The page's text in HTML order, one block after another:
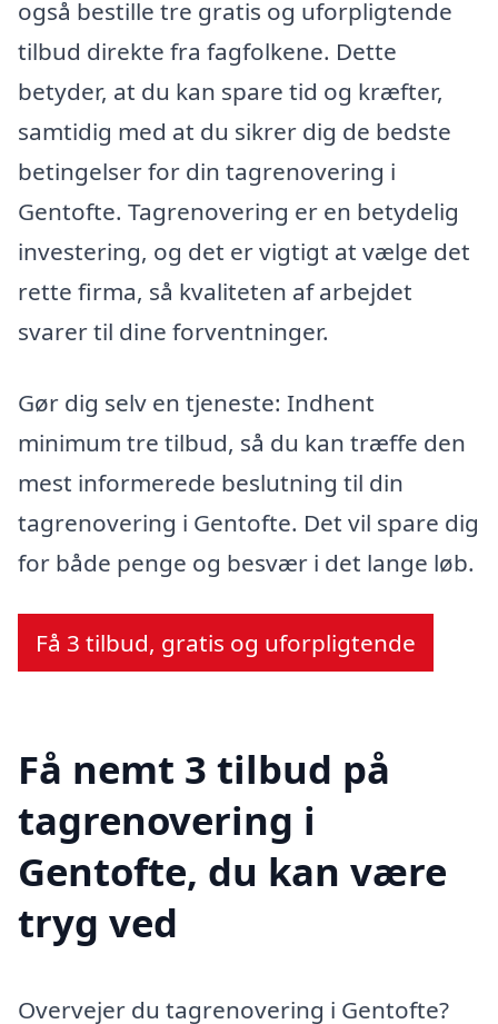
også bestille tre gratis og uforpligtende
tilbud direkte fra fagfolkene. Dette
betyder, at du kan spare tid og kræfter,
samtidig med at du sikrer dig de bedste
betingelser for din tagrenovering i
Gentofte. Tagrenovering er en betydelig
investering, og det er vigtigt at vælge det
rette firma, så kvaliteten af arbejdet
svarer til dine forventninger.
Gør dig selv en tjeneste: Indhent
minimum tre tilbud, så du kan træffe den
mest informerede beslutning til din
tagrenovering i Gentofte. Det vil spare dig
for både penge og besvær i det lange løb.
Få 3 tilbud, gratis og uforpligtende
Få nemt 3 tilbud på
tagrenovering i
Gentofte, du kan være
tryg ved
Overvejer du tagrenovering i Gentofte?